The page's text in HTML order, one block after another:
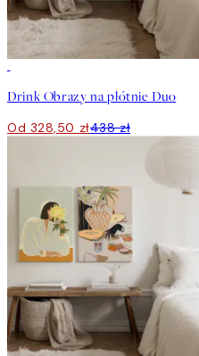
Drink Obrazy na płótnie Duo
Od 328,50 zł438 zł